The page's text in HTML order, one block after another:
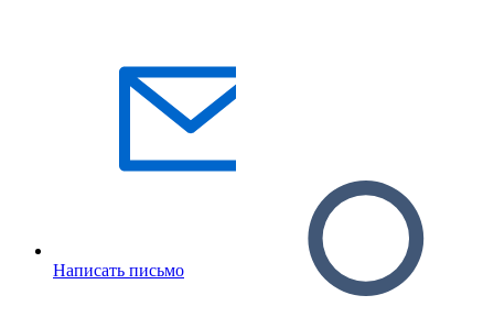
Написать письмо